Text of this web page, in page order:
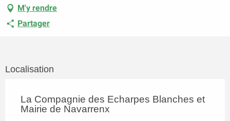
M'y rendre
Partager
Localisation
La Compagnie des Echarpes Blanches et
Mairie de Navarrenx